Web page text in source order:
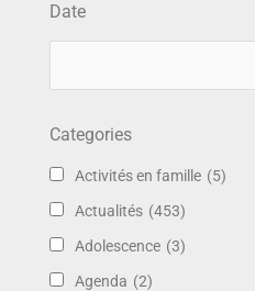
Date
Categories
Activités en famille (5)
Actualités (453)
Adolescence (3)
Agenda (2)